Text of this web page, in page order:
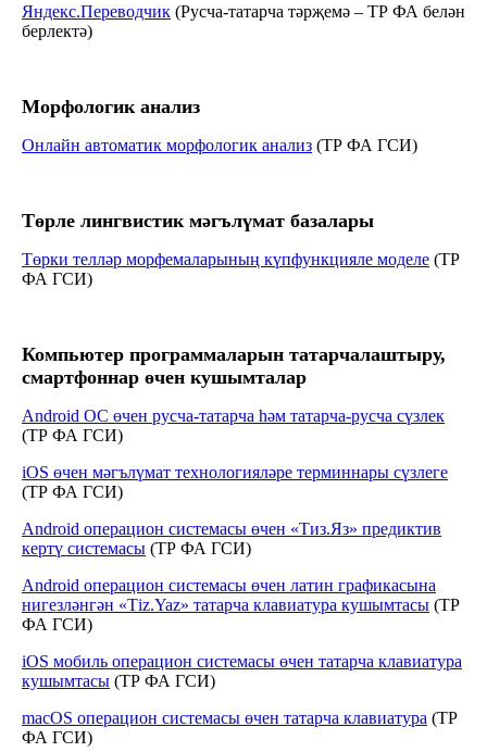
Яндекс.Переводчик (Русча-татарча тәрҗемә – ТР ФА белән
берлектә)
Морфологик анализ
Онлайн автоматик морфологик анализ (ТР ФА ГСИ)
Төрле лингвистик мәгълүмат базалары
Төрки телләр морфемаларының күпфункцияле моделе (ТР
ФА ГСИ)
Компьютер программаларын татарчалаштыру,
смартфоннар өчен кушымталар
Android ОС өчен русча-татарча һәм татарча-русча сүзлек
(ТР ФА ГСИ)
iOS өчен мәгълүмат технологияләре терминнары сүзлеге
(ТР ФА ГСИ)
Android операцион системасы өчен «Тиз.Яз» предиктив
кертү системасы (ТР ФА ГСИ)
Android операцион системасы өчен латин графикасына
нигезләнгән «Тiz.Yaz» татарча клавиатура кушымтасы (ТР
ФА ГСИ)
iOS мобиль операцион системасы өчен татарча клавиатура
кушымтасы (ТР ФА ГСИ)
macOS операцион системасы өчен татарча клавиатура (ТР
ФА ГСИ)